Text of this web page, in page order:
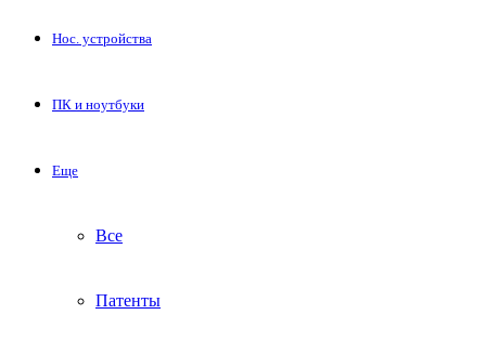
Нос. устройства
ПК и ноутбуки
Еще
Все
Патенты